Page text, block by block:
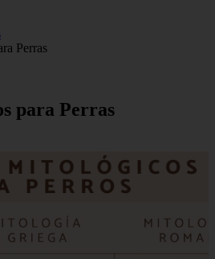
Perras
para Perras